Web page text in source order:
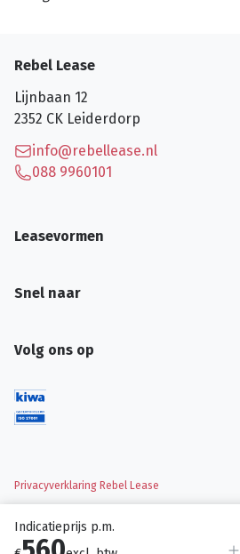
Indicatieprijs p.m.
Rebel Lease
Lijnbaan 12
2352 CK Leiderdorp
info@rebellease.nl
088 9960101
Leasevormen
Snel naar
Volg ons op
Privacyverklaring Rebel Lease